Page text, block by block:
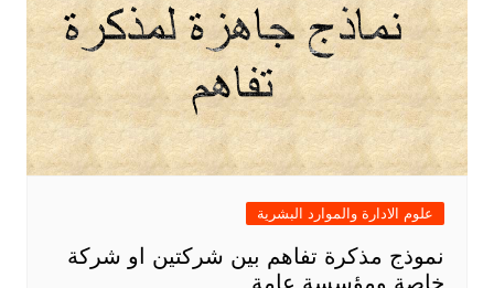
علوم الادارة والموارد البشرية
نموذج مذكرة تفاهم بين شركتين او شركة
خاصة ومؤسسة عامة